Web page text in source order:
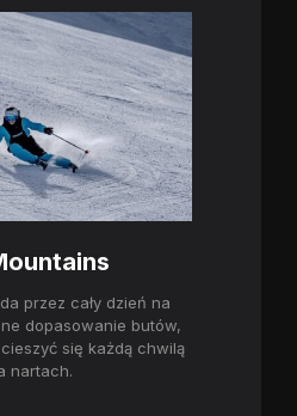
przez cały dzień na
dopasowanie butów,
się każdą chwilą
nartach.